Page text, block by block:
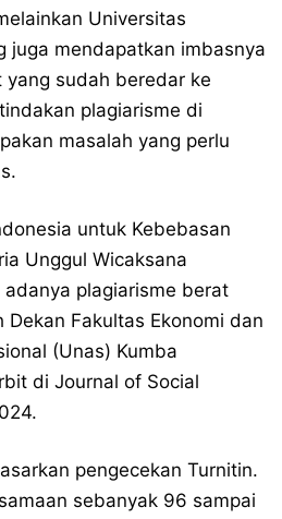
Universitas
juga mendapatkan imbasnya
sudah beredar ke
plagiarisme di
masalah yang perlu
untuk Kebebasan
Unggul Wicaksana
plagiarisme berat
Fakultas Ekonomi dan
(Unas) Kumba
di Journal of Social
pengecekan Turnitin.
sebanyak 96 sampai